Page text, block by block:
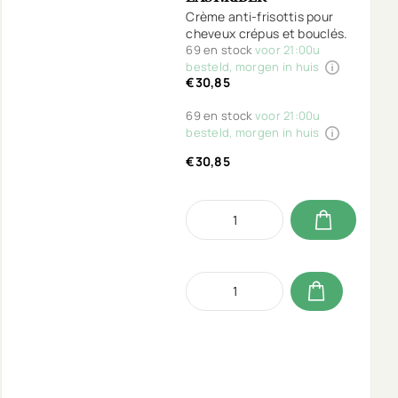
Crème anti-frisottis pour
cheveux crépus et bouclés.
69 en stockvoor 21:00u
besteld, morgen in huis
€30,85
69 en stockvoor 21:00u
besteld, morgen in huis
€30,85